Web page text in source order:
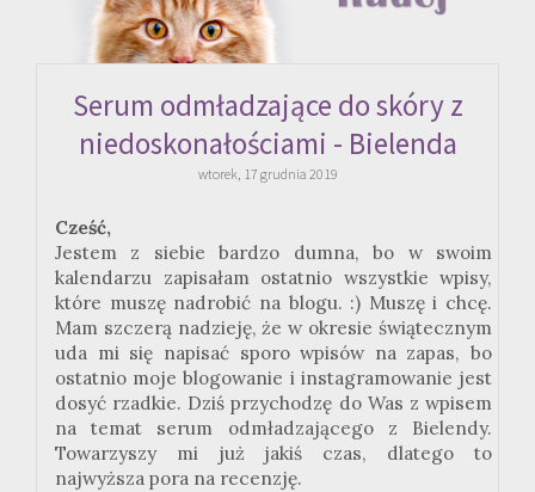
Serum odmładzające do skóry z
niedoskonałościami - Bielenda
wtorek, 17 grudnia 2019
Cześć,
Jestem z siebie bardzo dumna, bo w swoim
kalendarzu zapisałam ostatnio wszystkie wpisy,
które muszę nadrobić na blogu. :) Muszę i chcę.
Mam szczerą nadzieję, że w okresie świątecznym
uda mi się napisać sporo wpisów na zapas, bo
ostatnio moje blogowanie i instagramowanie jest
dosyć rzadkie. Dziś przychodzę do Was z wpisem
na temat serum odmładzającego z Bielendy.
Towarzyszy mi już jakiś czas, dlatego to
najwyższa pora na recenzję.